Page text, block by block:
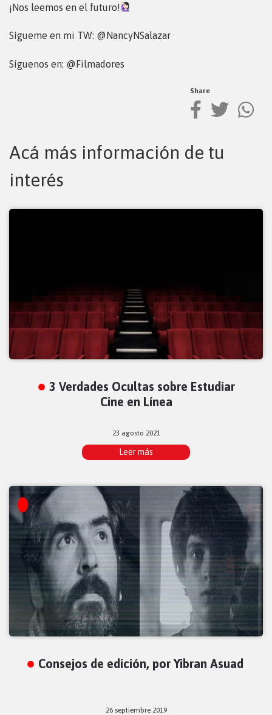
¡Nos leemos en el futuro!
Sígueme en mi TW: @NancyNSalazar
Síguenos en: @Filmadores
Share
Acá más información de tu
interés
3 Verdades Ocultas sobre Estudiar
Cine en Línea
23 agosto 2021
Leer más
Consejos de edición, por Yibran Asuad
26 septiembre 2019